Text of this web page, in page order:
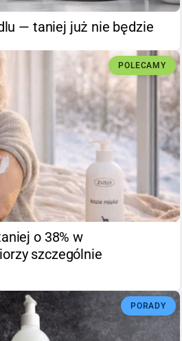
— taniej już nie będzie
POLECAMY
o 38% w
szczególnie
PORADY